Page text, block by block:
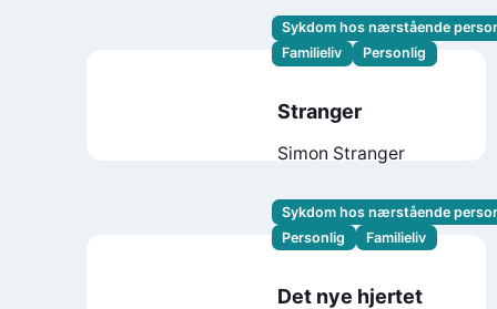
Sykdom hos nærstående
Familieliv
Personlig
Stranger
Simon Stranger
Sykdom hos nærstående
Personlig
Familieliv
Det nye hjertet